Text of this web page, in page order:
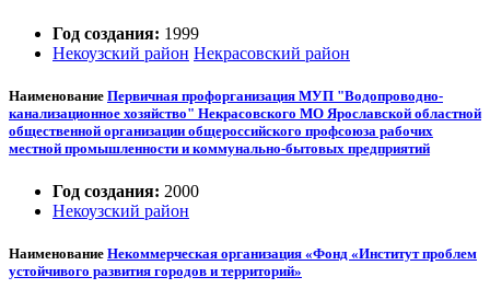
Год создания: 1999
Некоузский район Некрасовский район
Наименование Первичная профорганизация МУП "Водопроводно-
канализационное хозяйство" Некрасовского МО Ярославской областной
общественной организации общероссийского профсоюза рабочих
местной промышленности и коммунально-бытовых предприятий
Год создания: 2000
Некоузский район
Наименование Некоммерческая организация «Фонд «Институт проблем
устойчивого развития городов и территорий»